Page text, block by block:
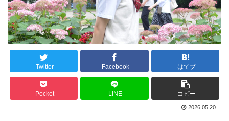
Twitter Facebook はてブ
Pocket LINE コピー
2026.05.20